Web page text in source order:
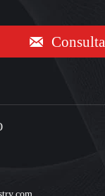
 Consulta